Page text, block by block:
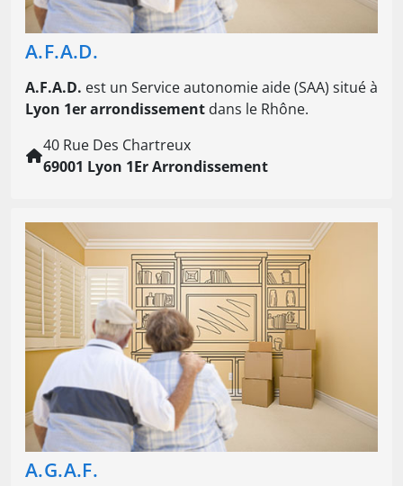
A.F.A.D.
A.F.A.D. est un Service autonomie aide (SAA) situé à
Lyon 1er arrondissement dans le Rhône.
40 Rue Des Chartreux
69001 Lyon 1Er Arrondissement
A.G.A.F.